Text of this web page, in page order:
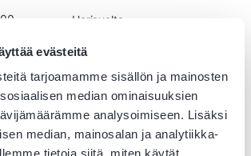
evästeitä
tarjoamamme sisällön ja mainosten
median ominaisuuksien
analysoimiseen. Lisäksi
median, mainosalan ja analytiikka-
tietoja siitä, miten käytät
1
Harjavalta
Kankaanpää
Kokemäki
Nakkila
Ulvila
Parkano
Rauma